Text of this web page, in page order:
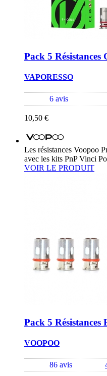
Pack 5
VAPORESSO
6 avis
10,50 €
Les résistances Voopoo
avec les kits PnP Vinci
VOIR LE PRODUIT
Pack 5 Résistances
VOOPOO
86 avis